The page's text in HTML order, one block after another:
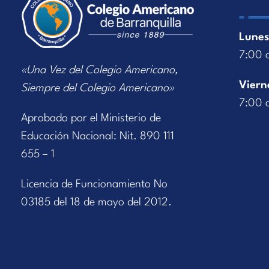
«Una Vez del Colegio Americano,
Siempre del Colegio Americano»
Aprobado por el Ministerio de
Educación Nacional: Nit. 890 111
655 – 1
Licencia de Funcionamiento No
03185 del 18 de mayo del 2012.
7:00
7:00